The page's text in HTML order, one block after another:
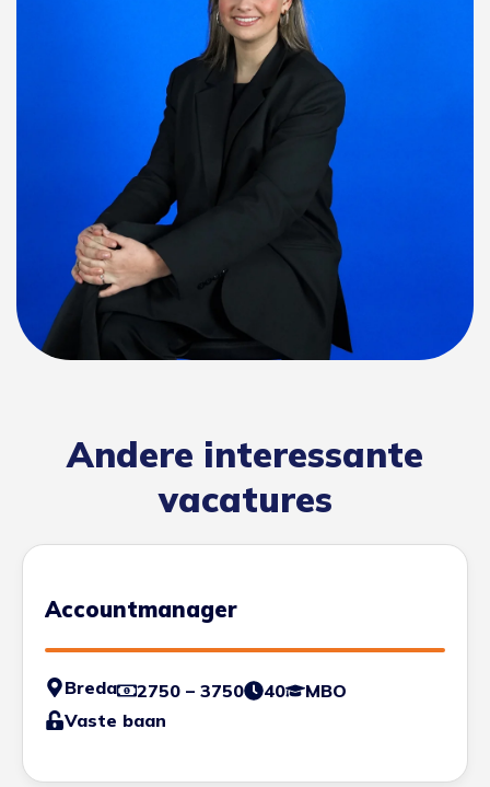
Andere interessante
vacatures
Accountmanager
Breda 2750 – 3750 40
MBO
Vaste baan